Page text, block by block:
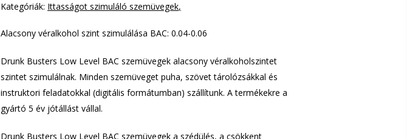
Kategóriák: Ittasságot szimuláló szemüvegek
Alacsony véralkohol szint szimulálása BAC: 0.04-0.06
Drunk Busters Low Level BAC szemüvegek alacsony véralkoholszintet
szintet szimulálnak. Minden szemüveget puha, szövet tárolózsákkal és
instruktori feladatokkal (digitális formátumban) szállítunk. A termékekre a
gyártó 5 év jótállást vállal.
Drunk Busters Low Level BAC szemüvegek a szédülés, a csökkent